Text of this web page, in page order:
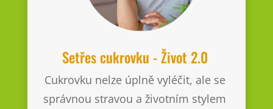
Setřes cukrovku - Život 2.0
Cukrovku nelze úplně vyléčit, ale se
správnou stravou a životním stylem